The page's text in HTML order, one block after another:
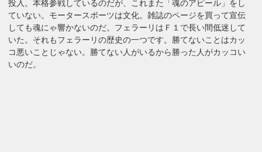
投入。本格参戦しているのだが、これまた「魂のアピール」をし
ていない。モータースポーツは文化。雑誌のページを買って宣伝
しても魂にゃ響かないのだ。フェラーリはＦ１で長い間低迷して
いた。それもフェラーリの歴史の一つです。勝てないことはカッ
コ悪いことじゃない。勝てない人がいるから勝った人がカッコい
いのだ。